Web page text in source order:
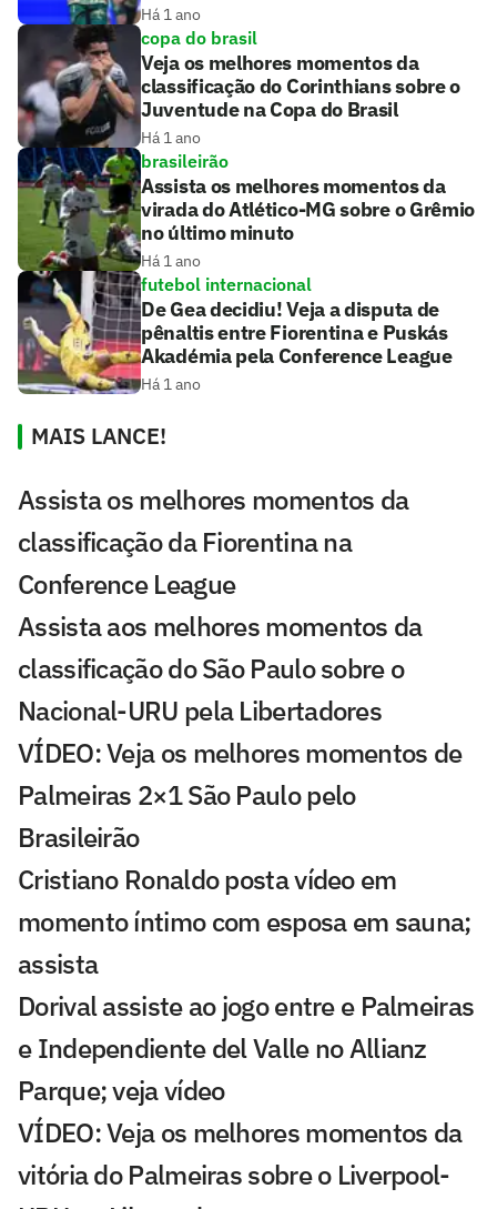
Há 1 ano
copa do brasil
Veja os melhores momentos da
classificação do Corinthians sobre o
Juventude na Copa do Brasil
Há 1 ano
brasileirão
Assista os melhores momentos da
virada do Atlético-MG sobre o Grêmio
no último minuto
Há 1 ano
futebol internacional
De Gea decidiu! Veja a disputa de
pênaltis entre Fiorentina e Puskás
Akadémia pela Conference League
Há 1 ano
MAIS LANCE!
Assista os melhores momentos da
classificação da Fiorentina na
Conference League
Assista aos melhores momentos da
classificação do São Paulo sobre o
Nacional-URU pela Libertadores
VÍDEO: Veja os melhores momentos de
Palmeiras 2×1 São Paulo pelo
Brasileirão
Cristiano Ronaldo posta vídeo em
momento íntimo com esposa em sauna;
assista
Dorival assiste ao jogo entre e Palmeiras
e Independiente del Valle no Allianz
Parque; veja vídeo
VÍDEO: Veja os melhores momentos da
vitória do Palmeiras sobre o Liverpool-